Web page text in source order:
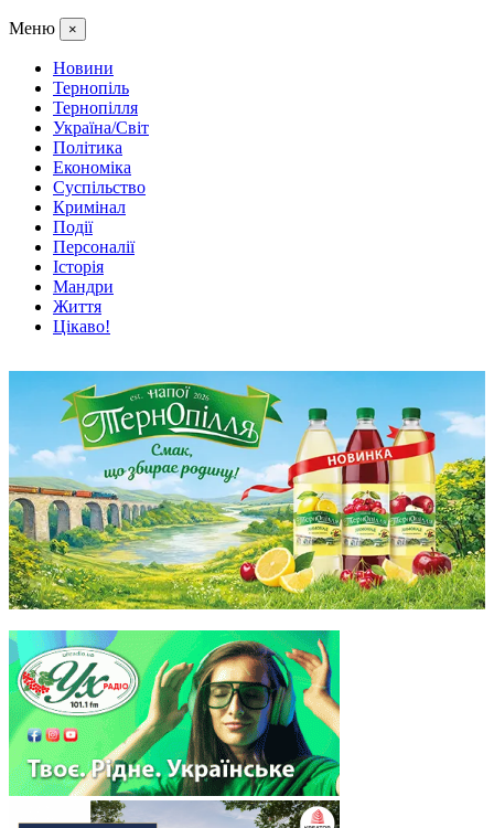
Меню ×
Новини
Тернопіль
Тернопілля
Україна/Світ
Політика
Економіка
Суспільство
Кримінал
Події
Персоналії
Історія
Мандри
Життя
Цікаво!